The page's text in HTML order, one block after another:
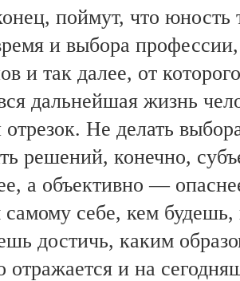
поймут, что юность
и выбора
и так далее, от
дальнейшая жизнь
Не делать
решений, конечно,
а объективно —
себе, кем
достичь, каким
отражается и на